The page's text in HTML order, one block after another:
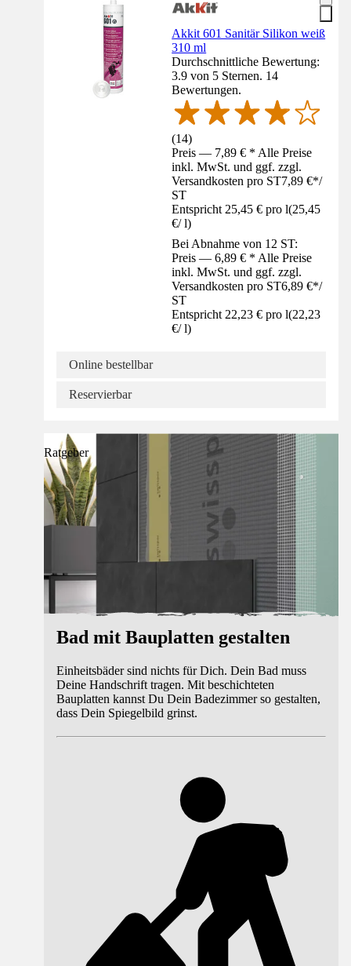
Akkit 601 Sanitär Silikon weiß
310 ml
Durchschnittliche Bewertung:
3.9 von 5 Sternen. 14
Bewertungen.
(14)
Preis — 7,89 € * Alle Preise
inkl. MwSt. und ggf. zzgl.
Versandkosten pro ST7,89 €*/
ST
Entspricht 25,45 € pro l(25,45
€/ l)
Bei Abnahme von 12 ST:
Preis — 6,89 € * Alle Preise
inkl. MwSt. und ggf. zzgl.
Versandkosten pro ST6,89 €*/
ST
Entspricht 22,23 € pro l(22,23
€/ l)
Online bestellbar
Reservierbar
Ratgeber
Bad mit Bauplatten gestalten
Einheitsbäder sind nichts für Dich. Dein Bad muss
Deine Handschrift tragen. Mit beschichteten
Bauplatten kannst Du Dein Badezimmer so gestalten,
dass Dein Spiegelbild grinst.